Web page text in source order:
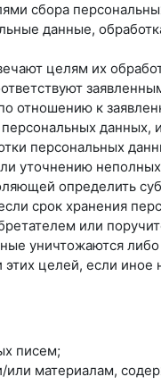
сбора
данные,
целям их
отношению к
данных,
персональных
уточнению
определить
срок хранения
или
уничтожаются
целей, если
писем;
или материалам,